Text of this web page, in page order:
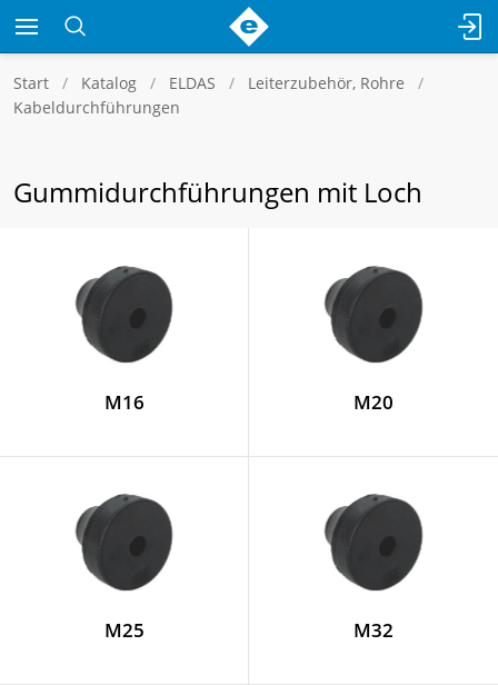
Start Katalog ELDAS
Leiterzubehör, Rohre
Kabeldurchführungen
Gummidurchführungen mit Loch
M16 M20
M25 M32